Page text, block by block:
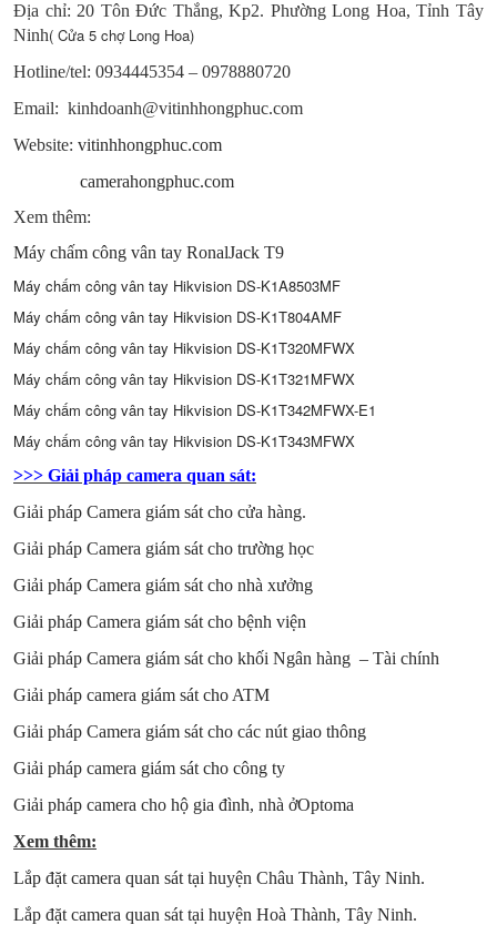
Địa chỉ: 20 Tôn Đức Thắng, Kp2. Phường Long Hoa, Tỉnh Tây
Ninh( Cửa 5 chợ Long Hoa)
Hotline/tel: 0934445354 – 0978880720
Email: kinhdoanh@vitinhhongphuc.com
Website: vitinhhongphuc.com
camerahongphuc.com
Xem thêm:
Máy chấm công vân tay RonalJack T9
Máy chấm công vân tay Hikvision DS-K1A8503MF
Máy chấm công vân tay Hikvision DS-K1T804AMF
Máy chấm công vân tay Hikvision DS-K1T320MFWX
Máy chấm công vân tay Hikvision DS-K1T321MFWX
Máy chấm công vân tay Hikvision DS-K1T342MFWX-E1
Máy chấm công vân tay Hikvision DS-K1T343MFWX
>>> Giải pháp camera quan sát:
Giải pháp Camera giám sát cho cửa hàng.
Giải pháp Camera giám sát cho trường học
Giải pháp Camera giám sát cho nhà xưởng
Giải pháp Camera giám sát cho bệnh viện
Giải pháp Camera giám sát cho khối Ngân hàng – Tài chính
Giải pháp camera giám sát cho ATM
Giải pháp Camera giám sát cho các nút giao thông
Giải pháp camera giám sát cho công ty
Giải pháp camera cho hộ gia đình, nhà ởOptoma
Xem thêm:
Lắp đặt camera quan sát tại huyện Châu Thành, Tây Ninh.
Lắp đặt camera quan sát tại huyện Hoà Thành, Tây Ninh.